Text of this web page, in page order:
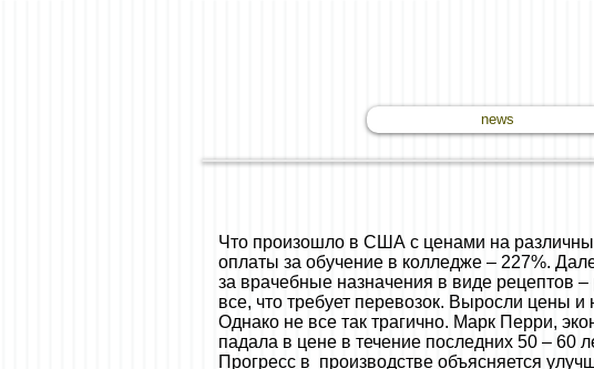
news
Что произошло в США с ценами на
оплаты за обучение в колледже – 227%.
за врачебные назначения в виде рецептов
все, что требует перевозок. Выросли цены
Однако не все так трагично. Марк Перри,
падала в цене в течение последних 50 – 60
Прогресс в производстве объясняется